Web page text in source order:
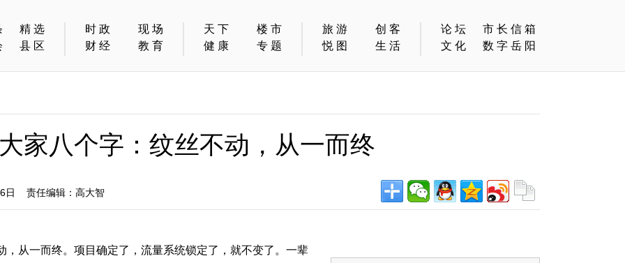
精选
县区
时政
现场
财经
教育
天下
楼市
健康
专题
旅游
创客
悦图
生活
论坛
市长信箱
文化
数字岳阳
家八个字：纹丝不动，从一而终
日 责任编辑：高大智
，从一而终。项目确定了，流量系统锁定了，就不变了。一辈